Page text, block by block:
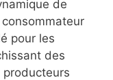
de
consommateur
pour les
des